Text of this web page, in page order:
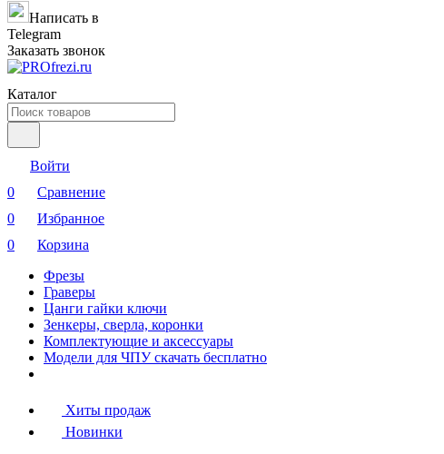
Написать в
Telegram
Заказать звонок
Каталог
Войти
0
Сравнение
0
Избранное
0
Корзина
Фрезы
Граверы
Цанги гайки ключи
Зенкеры, сверла, коронки
Комплектующие и аксессуары
Модели для ЧПУ скачать бесплатно
Хиты продаж
Новинки